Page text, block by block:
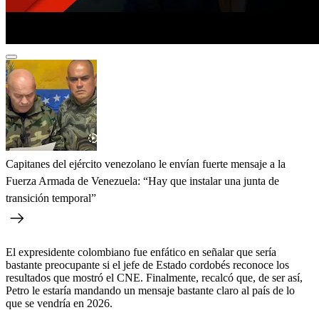
Capitanes del ejército venezolano le envían fuerte mensaje a la
Fuerza Armada de Venezuela: “Hay que instalar una junta de
transición temporal”
El expresidente colombiano fue enfático en señalar que sería
bastante preocupante si el jefe de Estado cordobés reconoce los
resultados que mostró el CNE. Finalmente, recalcó que, de ser así,
Petro le estaría mandando un mensaje bastante claro al país de lo
que se vendría en 2026.